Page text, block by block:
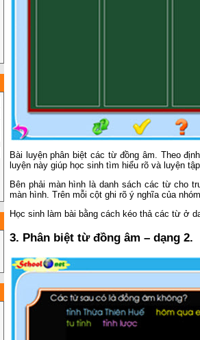
Bài luyện phân biệt các từ đồng âm. Theo
luyện này giúp học sinh tìm hiểu rõ và luyện
Bên phải màn hình là danh sách các từ cho
màn hình. Trên mỗi cột ghi rõ ý nghĩa của
Học sinh làm bài bằng cách kéo thả các từ ở
3. Phân biệt từ đồng âm – dạng 2.